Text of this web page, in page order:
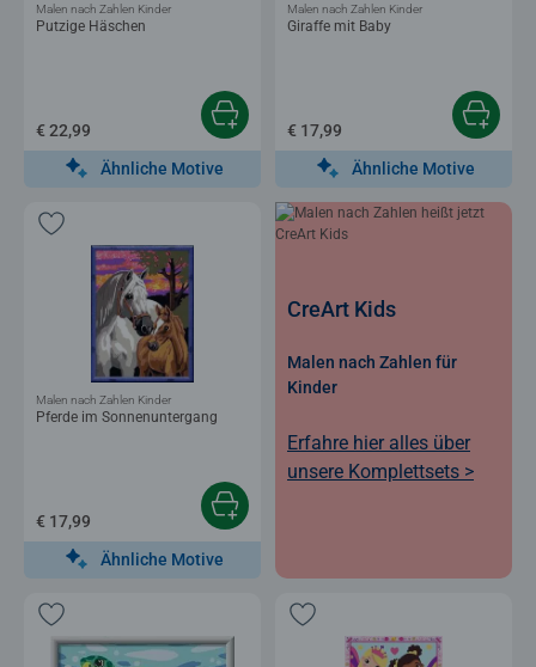
Putzige Häschen
Malen nach Zahlen Kinder
€ 22,99
Ähnliche Motive
Giraffe mit Baby
Malen nach Zahlen Kinder
€ 17,99
Ähnliche Motive
Pferde im Sonnenuntergang
Malen nach Zahlen Kinder
€ 17,99
Ähnliche Motive
CreArt Kids
Malen nach Zahlen für
Kinder
Erfahre hier alles über
unsere Komplettsets >